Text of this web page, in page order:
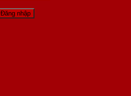
Đăng nhập